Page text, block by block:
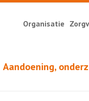
Aandoening,
Organisatie